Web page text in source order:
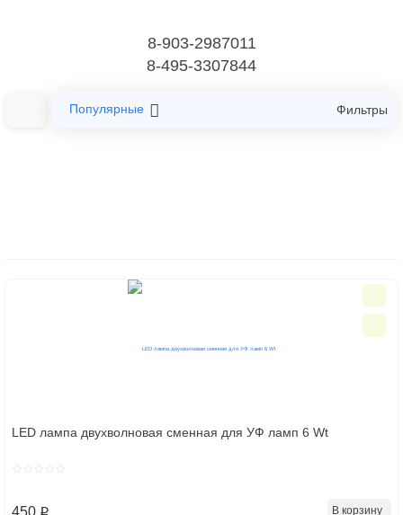
8-903-2987011
8-495-3307844
Популярные Фильтры
LED лампа двухволновая сменная для УФ ламп 6 Wt
450 p В корзину